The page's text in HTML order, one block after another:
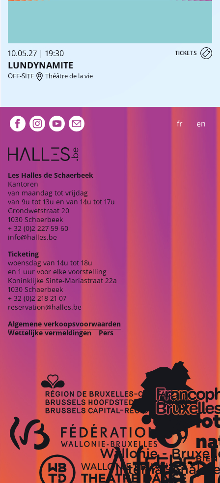
10.05.27 | 19:30 TICKETS
LUNDYNAMITE
OFF-SITE Théâtre de la vie
Extra navigation fr en
Les Halles de Schaerbeek
Kantoren
van maandag tot vrijdag
van 9u tot 13u en van 14u tot 17u
Grondwetstraat 20
1030 Schaerbeek
+ 32 (0)2 227 59 60
info@halles.be
Ticketing
woensdag van 14u tot 18u
en 1 uur voor elke voorstelling
Koninklijke Sinte-Mariastraat 22a
1030 Schaerbeek
+ 32 (0)2 218 21 07
reservation@halles.be
Algemene verkoopsvoorwaarden
Wettelijke vermeldingen
Pers